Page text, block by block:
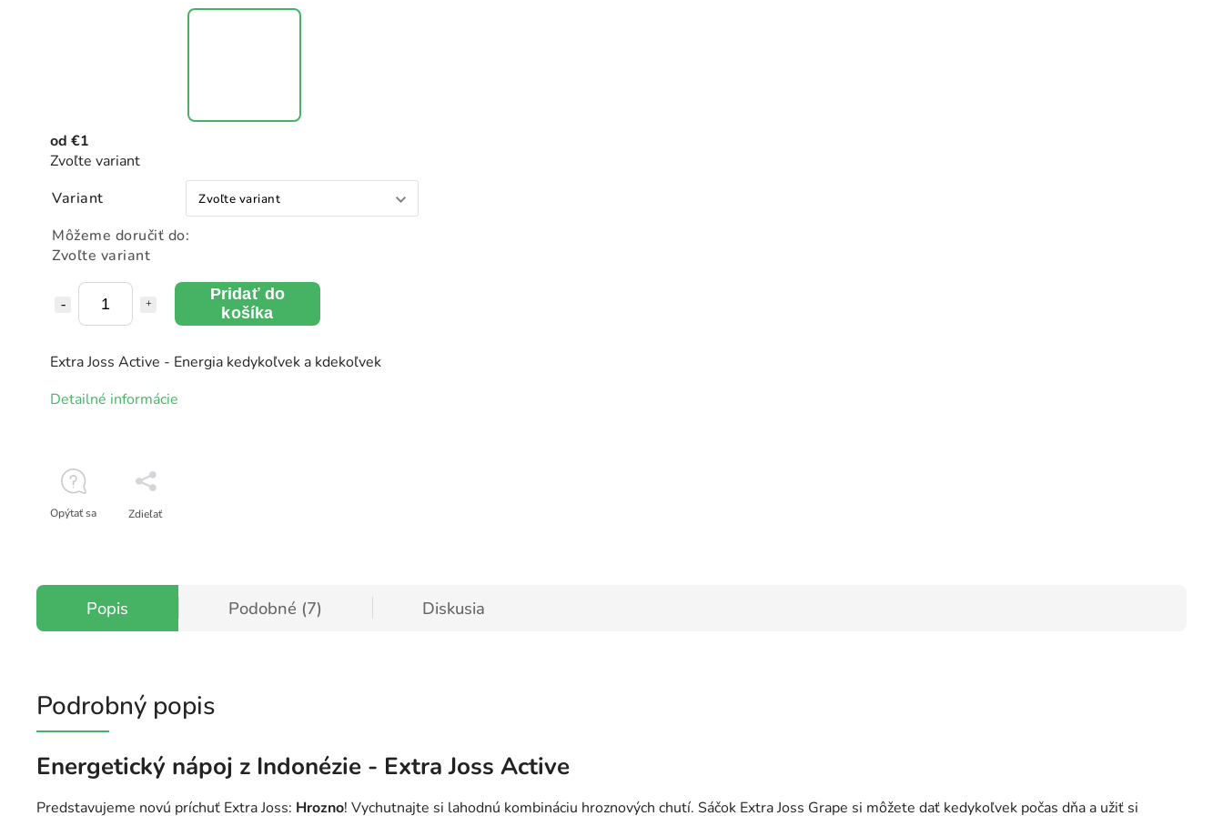
od €1
Zvoľte variant
Variant
Môžeme doručiť do:
Zvoľte variant
Pridať do
košíka
Extra Joss Active - Energia kedykoľvek a kdekoľvek
Detailné informácie
Opýtať sa Zdieľať
Popis Podobné (7) Diskusia
Podrobný popis
Energetický nápoj z Indonézie - Extra Joss Active
Predstavujeme novú príchuť Extra Joss: Hrozno! Vychutnajte si lahodnú kombináciu hroznových chutí. Sáčok Extra Joss Grape si môžete dať kedykoľvek počas dňa a užiť si